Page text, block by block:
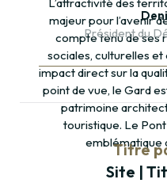
majeur pour l’avenir
compte tenu de ses
sociales, culturelles
impact direct sur la
point de vue, le Gard
patrimoine
touristique. Le
emblématique
Président du
Titre
Site |